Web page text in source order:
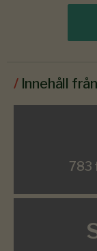
/ Innehåll från
783